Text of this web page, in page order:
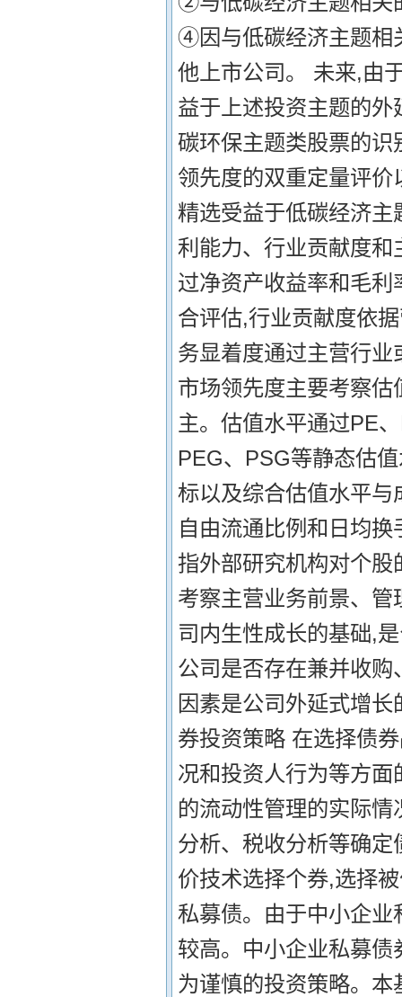
④因与低碳经济主题相
他上市公司。 未来,由
益于上述投资主题的
碳环保主题类股票的
领先度的双重定量评
精选受益于低碳经济
利能力、行业贡献度
过净资产收益率和毛
合评估,行业贡献度依
务显着度通过主营行
市场领先度主要考察
主。估值水平通过PE
PEG、PSG等静态估
标以及综合估值水平
自由流通比例和日均
指外部研究机构对个
考察主营业务前景、
司内生性成长的基础,
公司是否存在兼并收
因素是公司外延式增
券投资策略 在选择债
况和投资人行为等方
的流动性管理的实际
分析、税收分析等确
价技术选择个券,选择
私募债。由于中小企
较高。中小企业私募
为谨慎的投资策略。